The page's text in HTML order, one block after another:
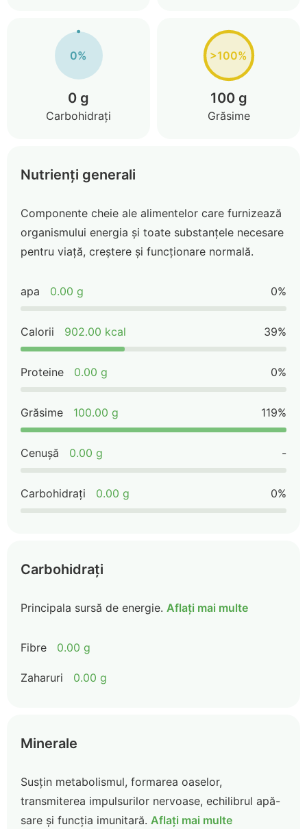
0%
0 g
Carbohidrați
>100%
100 g
Grăsime
Nutrienți generali
Componente cheie ale alimentelor care furnizează
organismului energia și toate substanțele necesare
pentru viață, creștere și funcționare normală.
apa 0.00 g 0%
Calorii 902.00 kcal 39%
Proteine 0.00 g 0%
Grăsime 100.00 g 119%
Cenușă 0.00 g -
Carbohidrați 0.00 g 0%
Carbohidrați
Principala sursă de energie. Aflați mai multe
Fibre 0.00 g
Zaharuri 0.00 g
Minerale
Susțin metabolismul, formarea oaselor,
transmiterea impulsurilor nervoase, echilibrul apă-
sare și funcția imunitară. Aflați mai multe